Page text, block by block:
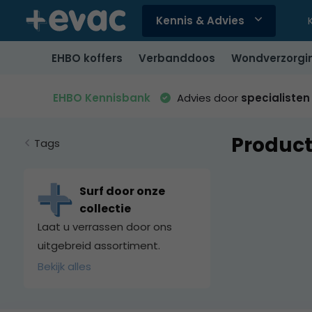
Kennis & Advies
Gebruik
de
pijltjes
een
selecteren.
Enter
om
EHBO koffers Verbanddoos
EHBO Kennisbank Advies door specialisten
Tags
Surf door onze
collectie
Laat u verrassen door ons
uitgebreid assortiment.
Bekijk alles